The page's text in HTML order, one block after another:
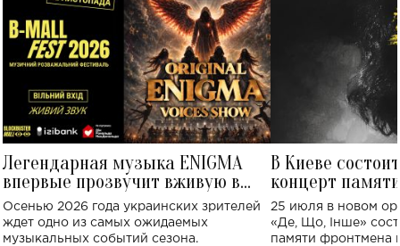
Легендарная музыка ENIGMA
впервые прозвучит вживую в
Украине: где состоится концерт
Осенью 2026 года украинских зрителей
ждет одно из самых ожидаемых
музыкальных событий сезона.
В Киеве
концерт
Клименко:
исполнят песни
25 июля в новом
«Де, Що, Інше»
памяти фронтмена